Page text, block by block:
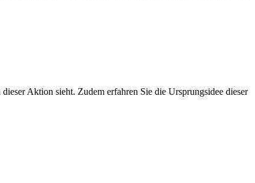
Aktion sieht. Zudem erfahren Sie die Ursprungsidee dieser